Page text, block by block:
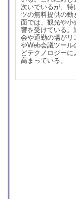
次いでいるが、特
ツの無料提供の動
面では、観光や小
響を受けている。
会や通勤の場がリ
やWeb会議ツール
どテクノロジー
高まっている。